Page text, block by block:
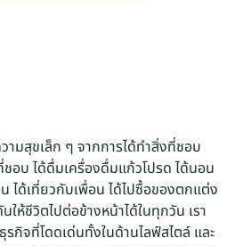
ามสุขเล็ก ๆ จากการได้ทำสิ่งที่ชอบ
ชอบ ได้ดื่มเครื่องดื่มแก้วโปรด ได้นอน
ได้เที่ยวกับเพื่อน ได้ไปซื้อของตกแต่ง
ให้ชีวิตไปต่อข้างหน้าได้ในทุกวัน เรา
กิจที่โดดเด่นทั้งในด้านไลฟ์สไตล์ และ